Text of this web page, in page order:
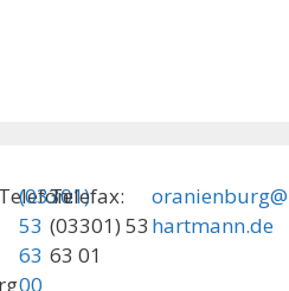
Telefon:
(03301)
53
63
00
Telefax:
(03301) 53
63 01
hartmann.de